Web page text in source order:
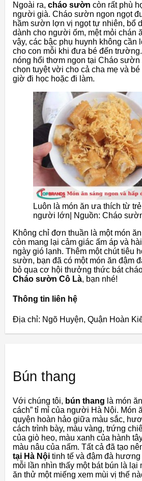
Ngoài ra, cháo sườn còn rất phù
người già. Cháo sườn ngon ngọt
hầm sườn lợn vị ngọt tự nhiên, bổ
dành cho người ốm, mệt mỏi chán
vậy, các bậc phụ huynh không cần
cho con mỗi khi đưa bé đến
nóng hổi thơm ngon tại Cháo
chọn tuyệt vời cho cả cha mẹ và
giờ đi học hoặc đi làm.
Luôn là món ăn ưa thích từ
người lớn| Nguồn: Cháo
Không chỉ đơn thuần là một món
còn mang lại cảm giác ấm áp và
ngày gió lạnh. Thêm một chút tiêu
sườn, bạn đã có một món ăn đậm
bỏ qua cơ hội thưởng thức bát
Cháo sườn Cô Là, bạn nhé!
Thông tin liên hệ
Địa chỉ: Ngõ Huyện, Quận Hoàn
Bún thang
Với chúng tôi, bún thang là món
cách” tỉ mỉ của người Hà Nội. Món
quyện hoàn hảo giữa màu sắc,
cách trình bày, màu vàng, trứng
của giò heo, màu xanh của hành
màu nâu của nấm. Tất cả đã tạo
tại Hà Nội tinh tế và đậm đà
mỗi lần nhìn thấy một bát bún là lại
ăn thử một miếng xem mùi vị thế